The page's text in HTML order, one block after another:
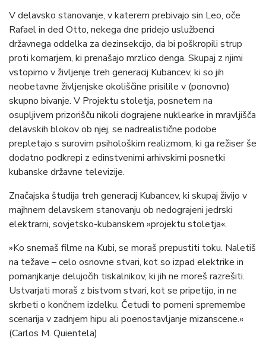
V delavsko stanovanje, v katerem prebivajo sin Leo, oče
Rafael in ded Otto, nekega dne pridejo uslužbenci
državnega oddelka za dezinsekcijo, da bi poškropili strup
proti komarjem, ki prenašajo mrzlico denga. Skupaj z njimi
vstopimo v življenje treh generacij Kubancev, ki so jih
neobetavne življenjske okoliščine prisilile v (ponovno)
skupno bivanje. V Projektu stoletja, posnetem na
osupljivem prizorišču nikoli dograjene nuklearke in mravljišča
delavskih blokov ob njej, se nadrealistične podobe
prepletajo s surovim psihološkim realizmom, ki ga režiser še
dodatno podkrepi z edinstvenimi arhivskimi posnetki
kubanske državne televizije.
Značajska študija treh generacij Kubancev, ki skupaj živijo v
majhnem delavskem stanovanju ob nedograjeni jedrski
elektrarni, sovjetsko-kubanskem »projektu stoletja«.
»Ko snemaš filme na Kubi, se moraš prepustiti toku. Naletiš
na težave – celo osnovne stvari, kot so izpad elektrike in
pomanjkanje delujočih tiskalnikov, ki jih ne moreš razrešiti.
Ustvarjati moraš z bistvom stvari, kot se pripetijo, in ne
skrbeti o končnem izdelku. Četudi to pomeni spremembe
scenarija v zadnjem hipu ali poenostavljanje mizanscene.«
(Carlos M. Quientela)